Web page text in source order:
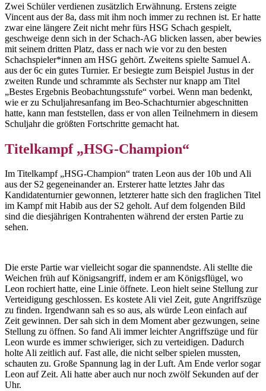
Zwei Schüler verdienen zusätzlich Erwähnung. Erstens zeigte
Vincent aus der 8a, dass mit ihm noch immer zu rechnen ist. Er hatte
zwar eine längere Zeit nicht mehr fürs HSG Schach gespielt,
geschweige denn sich in der Schach-AG blicken lassen, aber bewies
mit seinem dritten Platz, dass er nach wie vor zu den besten
Schachspieler*innen am HSG gehört. Zweitens spielte Samuel A.
aus der 6c ein gutes Turnier. Er besiegte zum Beispiel Justus in der
zweiten Runde und schrammte als Sechster nur knapp am Titel
„Bestes Ergebnis Beobachtungsstufe“ vorbei. Wenn man bedenkt,
wie er zu Schuljahresanfang im Beo-Schachturnier abgeschnitten
hatte, kann man feststellen, dass er von allen Teilnehmern in diesem
Schuljahr die größten Fortschritte gemacht hat.
Titelkampf „HSG-Champion“
Im Titelkampf „HSG-Champion“ traten Leon aus der 10b und Ali
aus der S2 gegeneinander an. Ersterer hatte letztes Jahr das
Kandidatenturnier gewonnen, letzterer hatte sich den fraglichen Titel
im Kampf mit Habib aus der S2 geholt. Auf dem folgenden Bild
sind die diesjährigen Kontrahenten während der ersten Partie zu
sehen.
Die erste Partie war vielleicht sogar die spannendste. Ali stellte die
Weichen früh auf Königsangriff, indem er am Königsflügel, wo
Leon rochiert hatte, eine Linie öffnete. Leon hielt seine Stellung zur
Verteidigung geschlossen. Es kostete Ali viel Zeit, gute Angriffszüge
zu finden. Irgendwann sah es so aus, als würde Leon einfach auf
Zeit gewinnen. Der sah sich in dem Moment aber gezwungen, seine
Stellung zu öffnen. So fand Ali immer leichter Angriffszüge und für
Leon wurde es immer schwieriger, sich zu verteidigen. Dadurch
holte Ali zeitlich auf. Fast alle, die nicht selber spielen mussten,
schauten zu. Große Spannung lag in der Luft. Am Ende verlor sogar
Leon auf Zeit. Ali hatte aber auch nur noch zwölf Sekunden auf der
Uhr.